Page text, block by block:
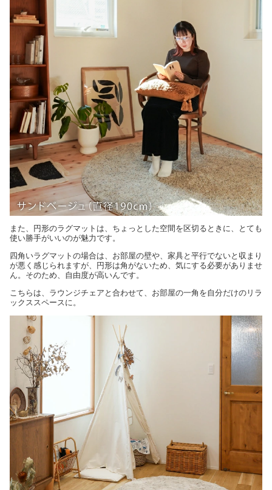
また、円形のラグマットは、ちょっとした空間を区切るときに、とても
使い勝手がいいのが魅力です。
四角いラグマットの場合は、お部屋の壁や、家具と平行でないと収まり
が悪く感じられますが、円形は角がないため、気にする必要がありませ
ん。そのため、自由度が高いんです。
こちらは、ラウンジチェアと合わせて、お部屋の一角を自分だけのリラ
ックススペースに。